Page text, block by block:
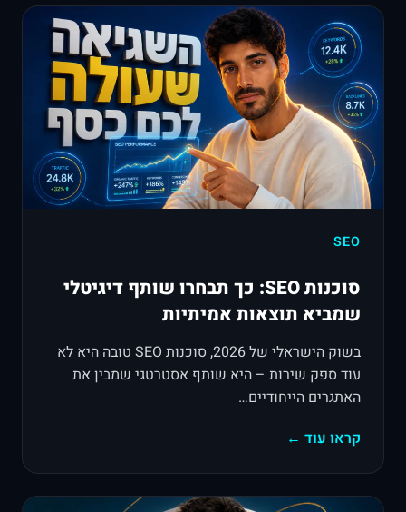
SEO
סוכנות SEO: כך תבחרו שותף דיגיטלי
שמביא תוצאות אמיתיות
בשוק הישראלי של 2026, סוכנות SEO טובה היא לא
עוד ספק שירות – היא שותף אסטרטגי שמבין את
האתגרים הייחודיים…
קראו עוד ←